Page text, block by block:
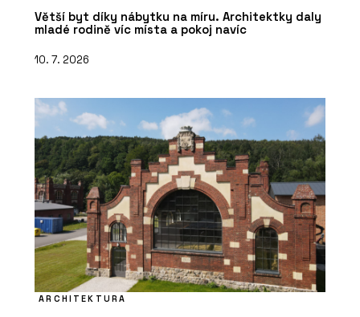
Větší byt díky nábytku na míru. Architektky daly
mladé rodině víc místa a pokoj navíc
10. 7. 2026
ARCHITEKTURA